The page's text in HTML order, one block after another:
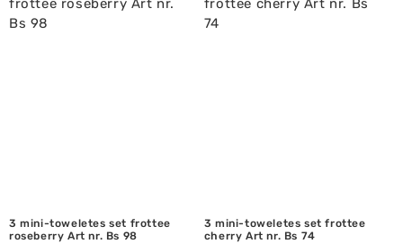
3 mini-toweletes set frottee
roseberry Art nr. Bs 98
3 mini-toweletes set frottee
cherry Art nr. Bs 74